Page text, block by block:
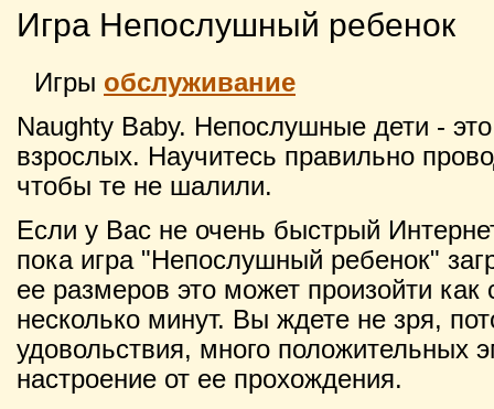
Игра Непослушный ребенок
Игры обслуживание
Naughty Baby. Непослушные дети -
взрослых. Научитесь правильно
чтобы те не шалили.
Если у Вас не очень быстрый
пока игра "Непослушный ребенок"
ее размеров это может произойти как
несколько минут. Вы ждете не зря,
удовольствия, много положительных
настроение от ее прохождения.